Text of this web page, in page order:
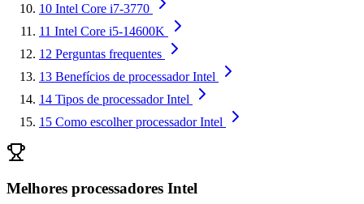
10 Intel Core i7-3770
11 Intel Core i5-14600K
12 Perguntas frequentes
13 Benefícios de processador Intel
14 Tipos de processador Intel
15 Como escolher processador Intel
Melhores processadores Intel